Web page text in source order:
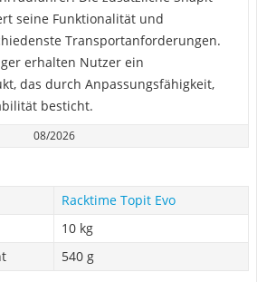
seine Funktionalität und
Transportanforderungen.
erhalten Nutzer ein
das durch Anpassungsfähigkeit,
besticht.
08/2026
Racktime Topit Evo
10 kg
540 g